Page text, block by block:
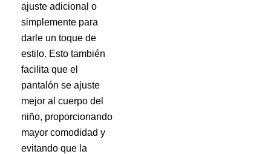
ajuste adicional o
simplemente para
darle un toque de
estilo. Esto también
facilita que el
pantalón se ajuste
mejor al cuerpo del
niño, proporcionando
mayor comodidad y
evitando que la